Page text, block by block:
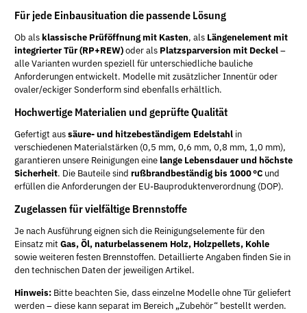
Für jede Einbausituation die passende Lösung
Ob alsklassische Prüföffnung mit Kasten, als Längenelement mit
integrierter Tür (RP+REW)oder als Platzsparversion mit Deckel–
alle Varianten wurden speziell für unterschiedliche bauliche
Anforderungen entwickelt. Modelle mit zusätzlicher Innentür oder
ovaler/eckiger Sonderform sind ebenfalls erhältlich.
Hochwertige Materialien und geprüfte Qualität
Gefertigt aussäure- und hitzebeständigem Edelstahl in
verschiedenen Materialstärken (0,5 mm, 0,6 mm, 0,8 mm, 1,0 mm),
garantieren unsere Reinigungen einelange Lebensdauer und höchste
Sicherheit. Die Bauteile sind rußbrandbeständig bis 1000 °C und
erfüllen die Anforderungen der EU-Bauproduktenverordnung (DOP).
Zugelassen für vielfältige Brennstoffe
Je nach Ausführung eignen sich die Reinigungselemente für den
Einsatz mit Gas, Öl, naturbelassenem Holz, Holzpellets, Kohle
sowie weiteren festen Brennstoffen. Detaillierte Angaben finden Sie in
den technischen Daten der jeweiligen Artikel.
Hinweis: Bitte beachten Sie, dass einzelne Modelle ohne Tür geliefert
werden – diese kann separat im Bereich „Zubehör“ bestellt werden.